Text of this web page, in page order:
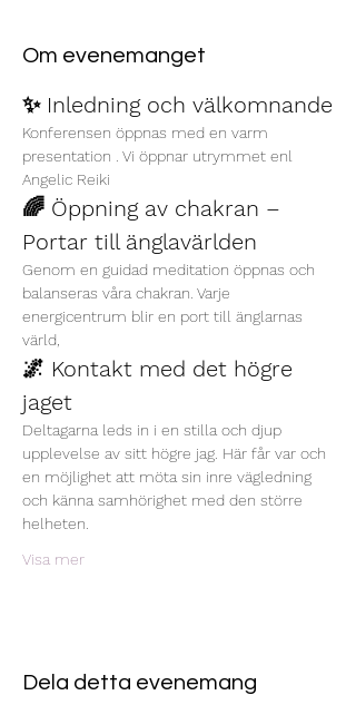
Om evenemanget
✨ Inledning och välkomnande
Konferensen öppnas med en varm
presentation . Vi öppnar utrymmet enl
Angelic Reiki
🌈 Öppning av chakran –
Portar till änglavärlden
Genom en guidad meditation öppnas och
balanseras våra chakran. Varje
energicentrum blir en port till änglarnas
värld,
🌌 Kontakt med det högre
jaget
Deltagarna leds in i en stilla och djup
upplevelse av sitt högre jag. Här får var och
en möjlighet att möta sin inre vägledning
och känna samhörighet med den större
helheten.
Visa mer
Dela detta evenemang